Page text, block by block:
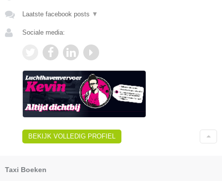
Laatste facebook posts ▼
Sociale media:
BEKIJK VOLLEDIG PROFIEL
Taxi Boeken